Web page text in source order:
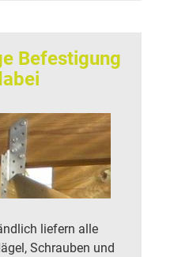
Befestigung
liefern alle
Schrauben und